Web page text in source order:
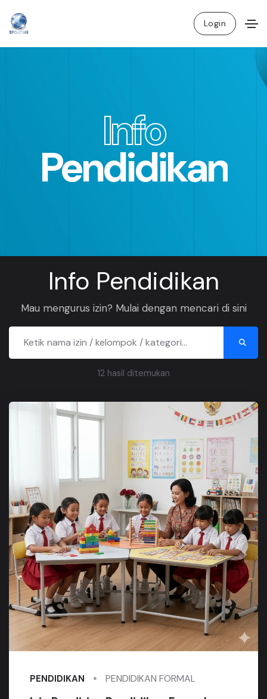
Login
Info
Pendidikan
Info Pendidikan
Mau mengurus izin? Mulai dengan mencari di sini
12hasil ditemukan
PENDIDIKAN PENDIDIKAN FORMAL